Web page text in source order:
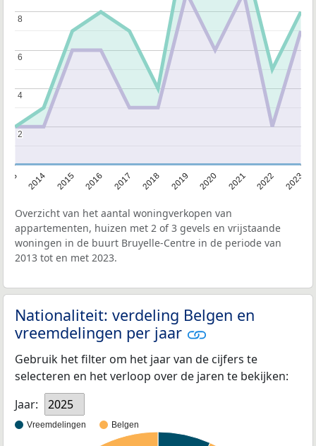
2014 2015 2016 2017 2018 2019 2020 2021 2022 2023
2
2
4
4
6
6
8
8
Overzicht van het aantal woningverkopen van
appartementen, huizen met 2 of 3 gevels en vrijstaande
woningen in de buurt Bruyelle-Centre in de periode van
2013 tot en met 2023.
Nationaliteit: verdeling Belgen en
vreemdelingen per jaar
Gebruik het filter om het jaar van de cijfers te
selecteren en het verloop over de jaren te bekijken:
Jaar:
2025
Vreemdelingen Belgen